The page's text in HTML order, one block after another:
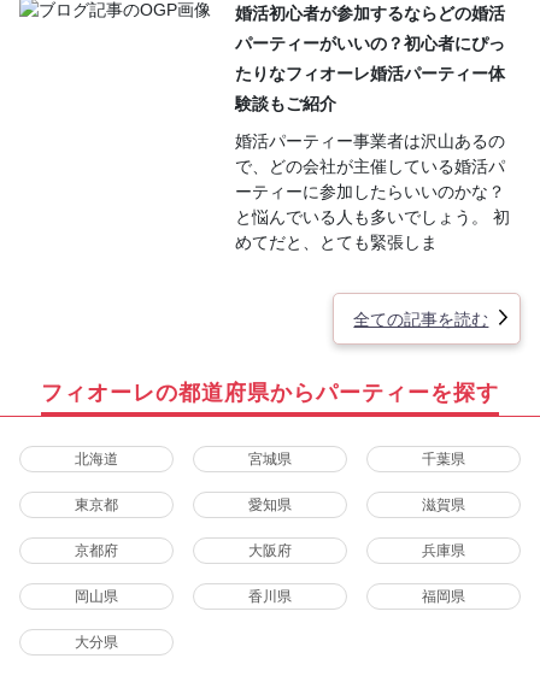
婚活初心者が参加するならどの婚活
パーティーがいいの？初心者にぴっ
たりなフィオーレ婚活パーティー体
験談もご紹介
婚活パーティー事業者は沢山あるの
で、どの会社が主催している婚活パ
ーティーに参加したらいいのかな？
と悩んでいる人も多いでしょう。 初
めてだと、とても緊張しま
全ての記事を読む
フィオーレの都道府県からパーティーを探す
北海道 宮城県 千葉県
東京都 愛知県 滋賀県
京都府 大阪府 兵庫県
岡山県 香川県 福岡県
大分県